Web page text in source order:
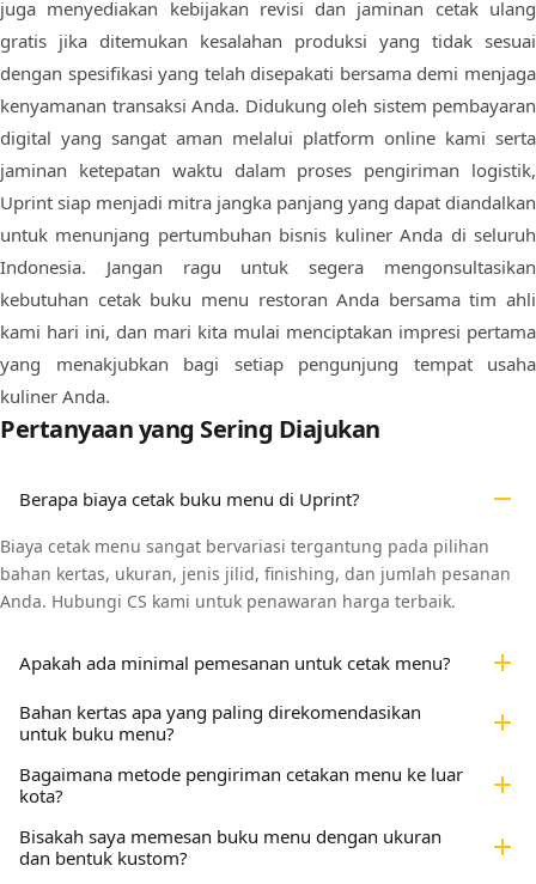
juga menyediakan kebijakan revisi dan jaminan cetak ulang
gratis jika ditemukan kesalahan produksi yang tidak sesuai
dengan spesifikasi yang telah disepakati bersama demi menjaga
kenyamanan transaksi Anda. Didukung oleh sistem pembayaran
digital yang sangat aman melalui platform online kami serta
jaminan ketepatan waktu dalam proses pengiriman logistik,
Uprint siap menjadi mitra jangka panjang yang dapat diandalkan
untuk menunjang pertumbuhan bisnis kuliner Anda di seluruh
Indonesia. Jangan ragu untuk segera mengonsultasikan
kebutuhan cetak buku menu restoran Anda bersama tim ahli
kami hari ini, dan mari kita mulai menciptakan impresi pertama
yang menakjubkan bagi setiap pengunjung tempat usaha
kuliner Anda.
Pertanyaan yang Sering Diajukan
Berapa biaya cetak buku menu di Uprint? remove
Biaya cetak menu sangat bervariasi tergantung pada pilihan
bahan kertas, ukuran, jenis jilid, finishing, dan jumlah pesanan
Anda. Hubungi CS kami untuk penawaran harga terbaik.
Apakah ada minimal pemesanan untuk cetak menu? add
Bahan kertas apa yang paling direkomendasikan
untuk buku menu?
add
Bagaimana metode pengiriman cetakan menu ke luar
kota?
add
Bisakah saya memesan buku menu dengan ukuran
dan bentuk kustom?
add